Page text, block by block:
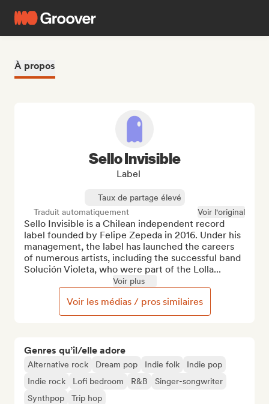
À propos
Genres qu’il/elle adore
Alternative rock Dream pop Indie folk
Indie pop
Indie rock
Lofi bedroom R&B
Singer-songwriter
Synthpop
Trip hop
Sello Invisible
Label
Taux de partage élevé
Traduit automatiquement
Voir l'original
Sello Invisible is a Chilean independent record
label founded by Felipe Zepeda in 2016. Under his
management, the label has launched the careers
of numerous artists, including the successful band
Solución Violeta, who were part of the Lolla...
Voir plus
Voir les médias / pros similaires